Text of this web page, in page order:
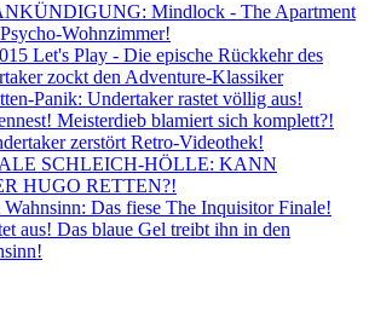
Mindlock - The Apartment
Wohnzimmer!
Let's Play - Die epische Rückkehr des
zockt den Adventure-Klassiker
Panik: Undertaker rastet völlig aus!
Meisterdieb blamiert sich komplett?!
zerstört Retro-Videothek!
SCHLEICH-HÖLLE: KANN
HUGO RETTEN?!
Das fiese The Inquisitor Finale!
aus! Das blaue Gel treibt ihn in den